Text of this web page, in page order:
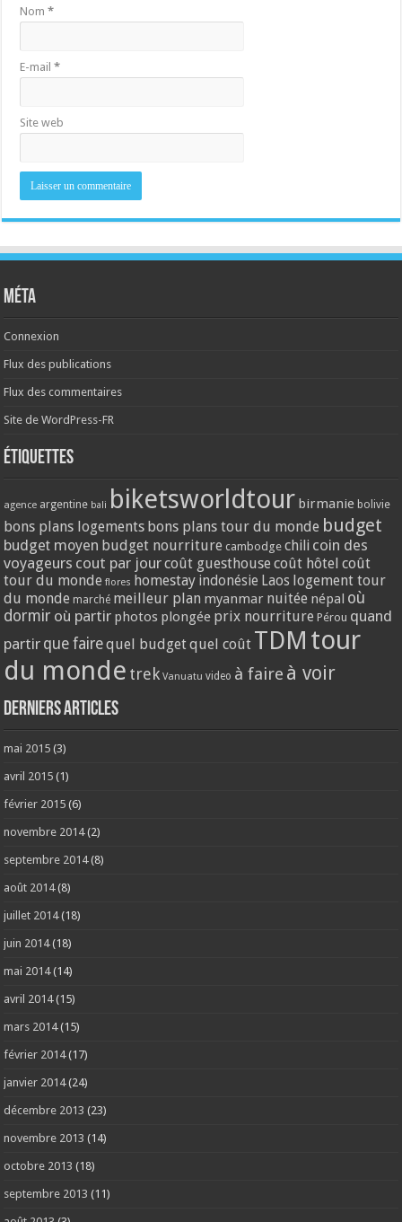
Nom*
E-mail*
Site web
Méta
Connexion
Flux des publications
Flux des commentaires
Site de WordPress-FR
Étiquettes
agence argentine bali biketsworldtour birmanie bolivie
bons plans logements bons plans tour du monde budget
budget moyen budget nourriture cambodge chili coin des
voyageurs cout par jourcoût guesthouse coût hôtel coût
tour du monde flores homestay indonésie Laos logement tour
du monde marché meilleur plan myanmar nuitée népal où
dormir où partir photos plongée prix nourriture Pérou quand
partir que fairequel budgetquel coût TDM tour
du monde trek Vanuatu video à faire à voir
Derniers articles
mai 2015 (3)
avril 2015 (1)
février 2015 (6)
novembre 2014(2)
septembre 2014(8)
août 2014(8)
juillet 2014(18)
juin 2014(18)
mai 2014(14)
avril 2014(15)
mars 2014(15)
février 2014(17)
janvier 2014(24)
décembre 2013 (23)
novembre 2013 (14)
octobre 2013 (18)
septembre 2013 (11)